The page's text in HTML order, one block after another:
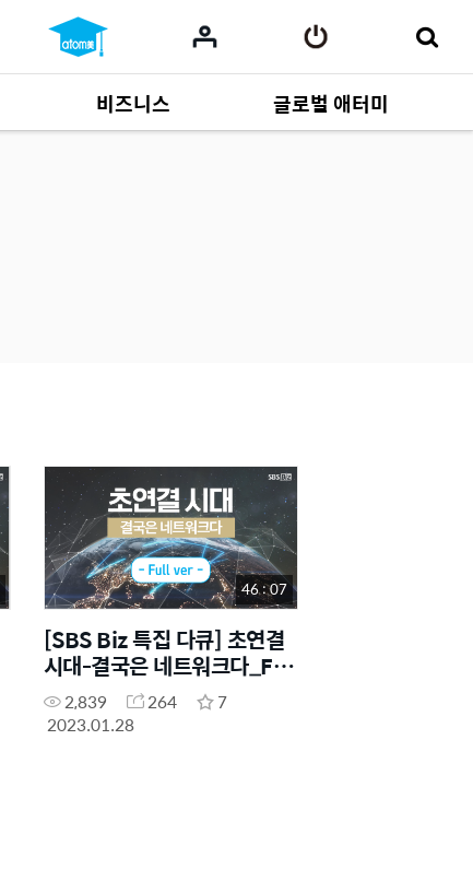
비즈니스
사업 자료165
글로벌 애터미
46 : 07
[SBS Biz 특집 다큐] 초연결
시대-결국은 네트워크다_Full
ver2,839 264
7
2023.01.28